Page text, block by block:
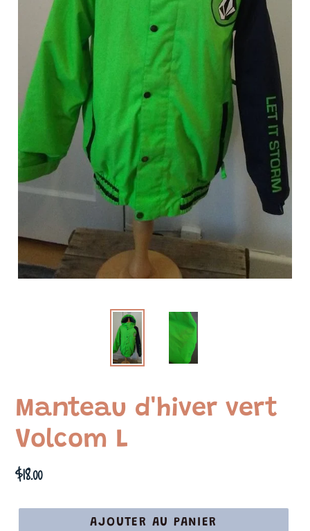
Manteau d'hiver vert
Volcom L
Prix
$18.00
AJOUTER AU PANIER